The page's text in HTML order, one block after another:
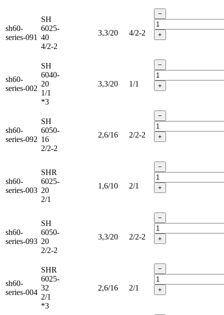
sh60-
series-091
SH
6025-
40
4/2-2
3,3/20 4/2-2
−
+
sh60-
series-002
SH
6040-
20
1/1
*3
3,3/20 1/1
−
+
sh60-
series-092
SH
6050-
16
2/2-2
2,6/16 2/2-2
−
+
sh60-
series-003
SHR
6025-
20
2/1
1,6/10 2/1
−
+
sh60-
series-093
SH
6050-
20
2/2-2
3,3/20 2/2-2
−
+
sh60-
series-004
SHR
6025-
32
2/1
*3
2,6/16 2/1
−
+